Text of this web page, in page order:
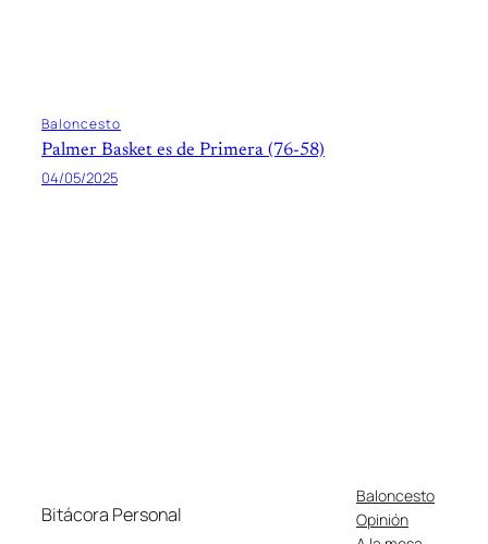
Baloncesto
Palmer Basket es de Primera (76-58)
04/05/2025
Bitácora Personal
Baloncesto
Opinión